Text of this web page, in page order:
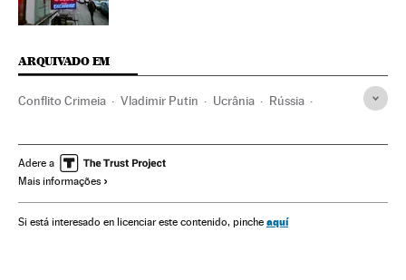
ARQUIVADO EM
Conflito Crimeia Vladimir Putin Ucrânia Rússia
Organizações internacionais
Adere a
Mais informações
Si está interesado en licenciar este contenido, pinche aquí